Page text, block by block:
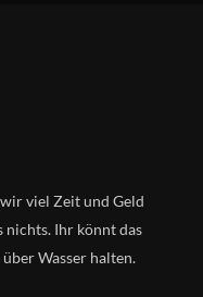
viel Zeit und Geld
nichts. Ihr könnt das
Wasser halten.